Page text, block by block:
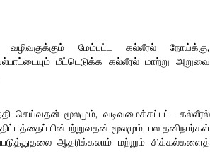
வழிவகுக்கும் மேம்பட்ட கல்லீரல் நோய்க்கு,
மீட்டெடுக்க கல்லீரல் மாற்று அறுவை
செய்வதன் மூலமும், வடிவமைக்கப்பட்ட கல்லீரல்
பின்பற்றுவதன் மூலமும், பல தனிநபர்கள்
ஆதரிக்கலாம் மற்றும் சிக்கல்களைத்